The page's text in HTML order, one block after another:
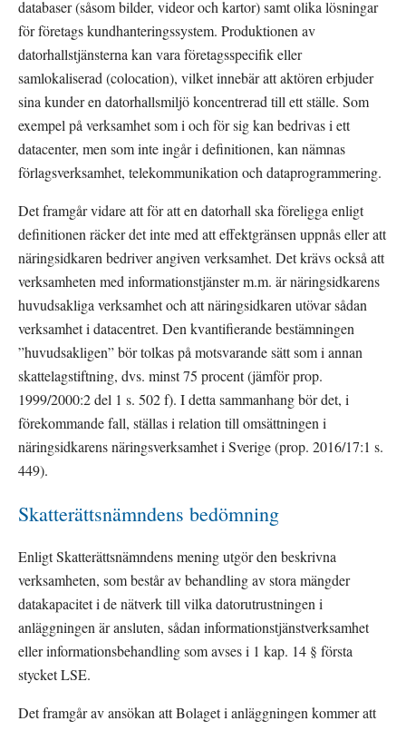
databaser (såsom bilder, videor och kartor) samt olika lösningar
för företags kundhanteringssystem. Produktionen av
datorhallstjänsterna kan vara företagsspecifik eller
samlokaliserad (colocation), vilket innebär att aktören erbjuder
sina kunder en datorhallsmiljö koncentrerad till ett ställe. Som
exempel på verksamhet som i och för sig kan bedrivas i ett
datacenter, men som inte ingår i definitionen, kan nämnas
förlagsverksamhet, telekommunikation och dataprogrammering.
Det framgår vidare att för att en datorhall ska föreligga enligt
definitionen räcker det inte med att effektgränsen uppnås eller att
näringsidkaren bedriver angiven verksamhet. Det krävs också att
verksamheten med informationstjänster m.m. är näringsidkarens
huvudsakliga verksamhet och att näringsidkaren utövar sådan
verksamhet i datacentret. Den kvantifierande bestämningen
”huvudsakligen” bör tolkas på motsvarande sätt som i annan
skattelagstiftning, dvs. minst 75 procent (jämför prop.
1999/2000:2 del 1 s. 502 f). I detta sammanhang bör det, i
förekommande fall, ställas i relation till omsättningen i
näringsidkarens näringsverksamhet i Sverige (prop. 2016/17:1 s.
449).
Skatterättsnämndens bedömning
Enligt Skatterättsnämndens mening utgör den beskrivna
verksamheten, som består av behandling av stora mängder
datakapacitet i de nätverk till vilka datorutrustningen i
anläggningen är ansluten, sådan informationstjänstverksamhet
eller informationsbehandling som avses i 1 kap. 14 § första
stycket LSE.
Det framgår av ansökan att Bolaget i anläggningen kommer att